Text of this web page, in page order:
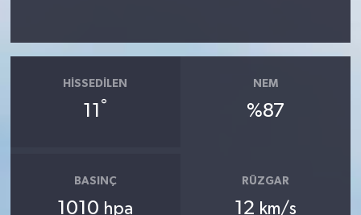
HISSEDILEN
11 °
NEM
%87
BASINÇ
1010 hpa
RÜZGAR
12 km/s